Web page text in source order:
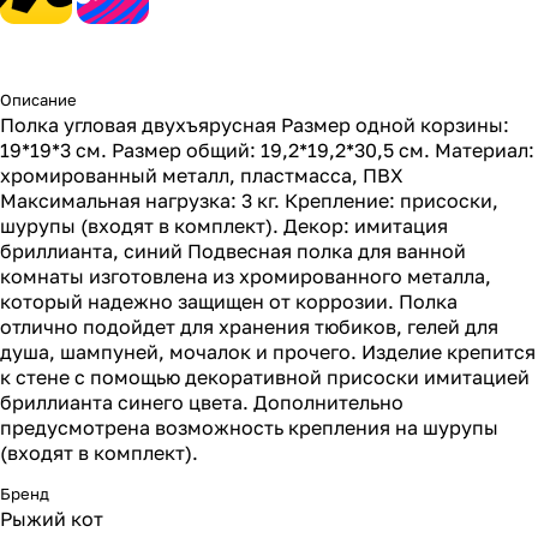
Описание
Полка угловая двухъярусная Размер одной корзины:
19*19*3 см. Размер общий: 19,2*19,2*30,5 см. Материал:
хромированный металл, пластмасса, ПВХ
Максимальная нагрузка: 3 кг. Крепление: присоски,
шурупы (входят в комплект). Декор: имитация
бриллианта, синий Подвесная полка для ванной
комнаты изготовлена из хромированного металла,
который надежно защищен от коррозии. Полка
отлично подойдет для хранения тюбиков, гелей для
душа, шампуней, мочалок и прочего. Изделие крепится
к стене с помощью декоративной присоски имитацией
бриллианта синего цвета. Дополнительно
предусмотрена возможность крепления на шурупы
(входят в комплект).
Бренд
Рыжий кот